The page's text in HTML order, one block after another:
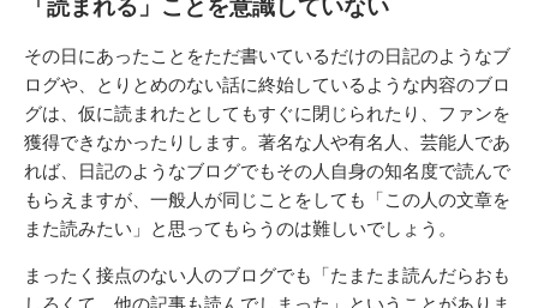
「読まれる」ことを意識していない
その日にあったことをただ書いているだけの日記のようなブ
ログや、とりとめのない話に終始しているような内容のブロ
グは、仮に読まれたとしてもすぐに閉じられたり、ファンを
獲得できなかったりします。著名な人や有名人、芸能人であ
れば、日記のようなブログでもその人自身の知名度で読んで
もらえますが、一般人が同じことをしても「この人の文章を
また読みたい」と思ってもらうのは難しいでしょう。
まったく接点のない人のブログでも「たまたま読んだらおも